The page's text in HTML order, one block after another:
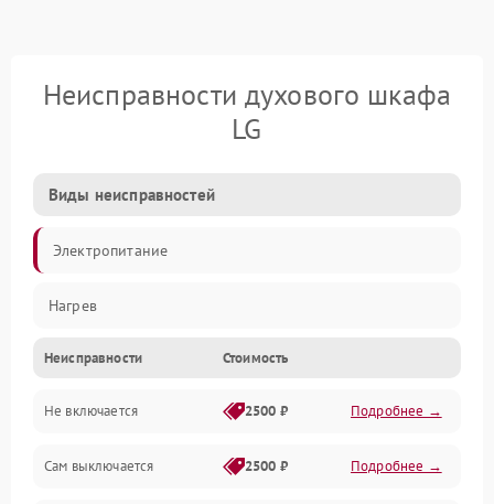
Неисправности духового шкафа
LG
Виды неисправностей
Электропитание
Нагрев
Неисправности Стоимость
Не включается 2500 ₽ Подробнее →
Сам выключается 2500 ₽ Подробнее →